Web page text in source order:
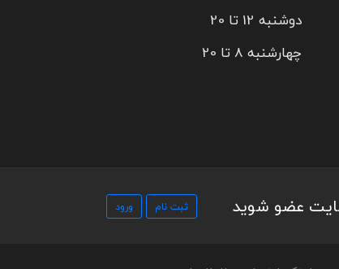
دوشنبه 12 تا 20
چهارشنبه 8 تا 20
عضو شوید